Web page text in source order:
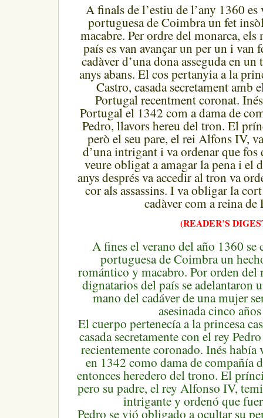
A finals de l’estiu de l’any 1360
portuguesa de Coimbra un fet
macabre. Per ordre del monarca,
país es van avançar un per un i van
cadàver d’una dona asseguda en
anys abans. El cos pertanyia a la
Castro, casada secretament amb
Portugal recentment coronat.
Portugal el 1342 com a dama de
Pedro, llavors hereu del tron. El
però el seu pare, el rei Alfons IV,
d’una intrigant i va ordenar que fos
veure obligat a amagar la pena i el
anys després va accedir al tron va
cor als assassins. I va obligar la
cadàver com a reina
(READER’S
A fines el verano del año 1360 se
portuguesa de Coimbra un
romántico y macabro. Por orden del
dignatarios del país se adelantaron
mano del cadáver de una mujer
asesinada cinco
El cuerpo pertenecía a la princesa
casada secretamente con el rey
recientemente coronado. Inés había
en 1342 como dama de compañía
entonces heredero del trono. El
pero su padre, el rey Alfonso IV,
intrigante y ordenó que
Pedro se vió obligado a ocultar su